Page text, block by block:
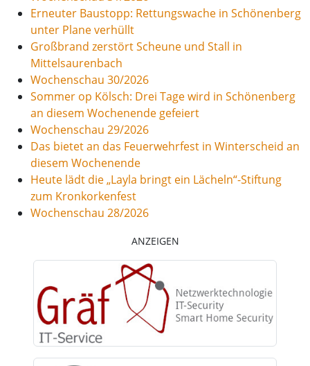
Erneuter Baustopp: Rettungswache in Schönenberg
unter Plane verhüllt
Großbrand zerstört Scheune und Stall in
Mittelsaurenbach
Wochenschau 30/2026
Sommer op Kölsch: Drei Tage wird in Schönenberg
an diesem Wochenende gefeiert
Wochenschau 29/2026
Das bietet an das Feuerwehrfest in Winterscheid an
diesem Wochenende
Heute lädt die „Layla bringt ein Lächeln“-Stiftung
zum Kronkorkenfest
Wochenschau 28/2026
ANZEIGEN